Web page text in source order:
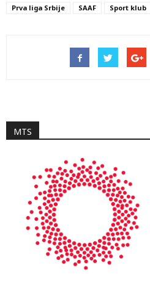
Prva liga Srbije SAAF Sport klub
MTS